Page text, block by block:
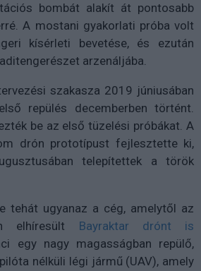
bombát alakít át pontosabb
A mostani gyakorlati próba volt
kísérleti bevetése, és ezután
arzenáljába.
szakasza 2019 júniusában
repülés decemberben történt.
be az első tüzelési próbákat. A
drón prototípust fejlesztette ki,
telepítettek a török
tehát ugyanaz a cég, amelytől az
elhíresült Bayraktar drónt is
egy nagy magasságban repülő,
nélküli légi jármű (UAV), amely